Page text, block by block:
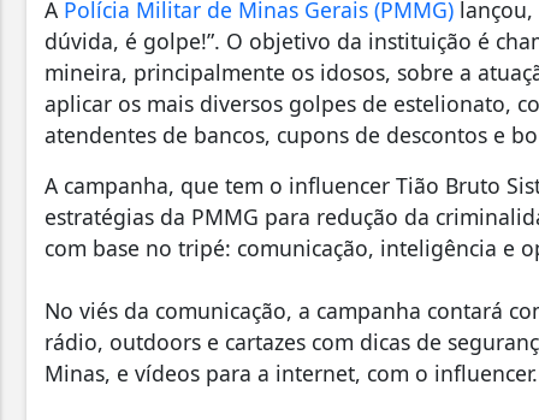
A Polícia Militar de Minas Gerais (PMMG) lançou,
dúvida, é golpe!”. O objetivo da instituição é
mineira, principalmente os idosos, sobre a
aplicar os mais diversos golpes de estelionato,
atendentes de bancos, cupons de descontos e
A campanha, que tem o influencer Tião Bruto
estratégias da PMMG para redução da
com base no tripé: comunicação, inteligência e
No viés da comunicação, a campanha contará
rádio, outdoors e cartazes com dicas de
Minas, e vídeos para a internet, com o influencer.